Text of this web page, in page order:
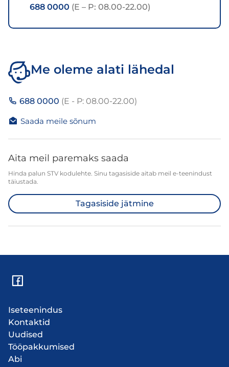
688 0000 (E – P: 08.00-22.00)
Me oleme alati lähedal
688 0000 (E - P: 08.00-22.00)
Saada meile sõnum
Aita meil paremaks saada
Hinda palun STV kodulehte. Sinu tagasiside aitab meil e-teenindust
täiustada.
Tagasiside jätmine
Iseteenindus
Kontaktid
Uudised
Tööpakkumised
Abi